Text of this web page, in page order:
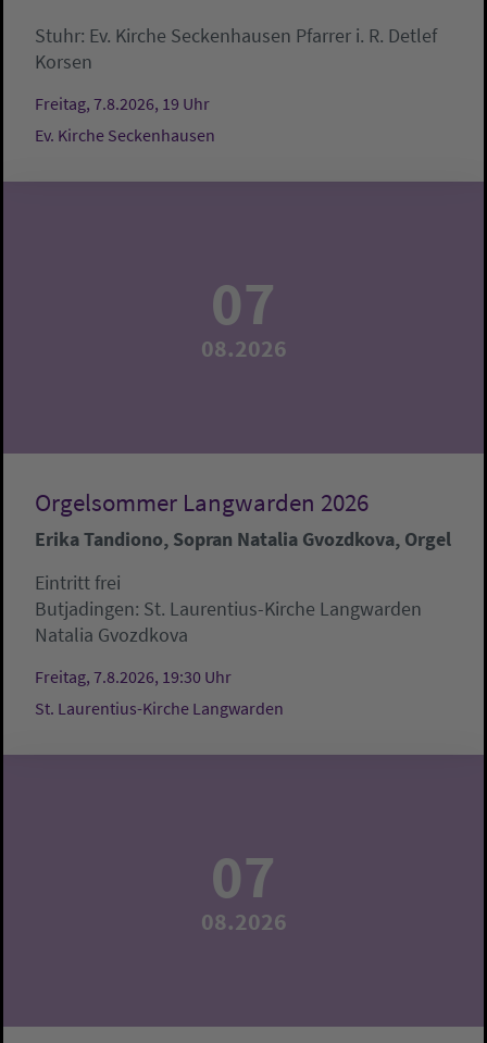
Stuhr: Ev. Kirche Seckenhausen Pfarrer i. R. Detlef
Korsen
Freitag, 7.8.2026, 19 Uhr
Ev. Kirche Seckenhausen
07
08.2026
Orgelsommer Langwarden 2026
Erika Tandiono, Sopran Natalia Gvozdkova, Orgel
Eintritt frei
Butjadingen: St. Laurentius-Kirche Langwarden
Natalia Gvozdkova
Freitag, 7.8.2026, 19:30 Uhr
St. Laurentius-Kirche Langwarden
07
08.2026